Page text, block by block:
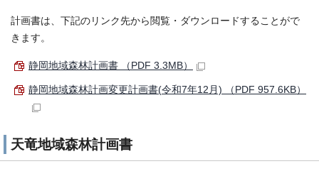
計画書は、下記のリンク先から閲覧・ダウンロードすることがで
きます。
静岡地域森林計画書 （PDF 3.3MB）
静岡地域森林計画変更計画書(令和7年12月) （PDF 957.6KB）
天竜地域森林計画書